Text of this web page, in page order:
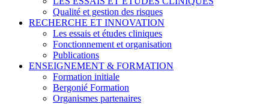
Qualité et gestion des risques
RECHERCHE ET INNOVATION
Les essais et études cliniques
Fonctionnement et organisation
Publications
ENSEIGNEMENT & FORMATION
Formation initiale
Bergonié Formation
Organismes partenaires